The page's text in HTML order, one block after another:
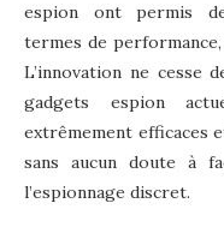
espion ont permis
termes de
L’innovation ne cesse
gadgets espion
extrêmement efficaces
sans aucun doute à
l’espionnage discret.